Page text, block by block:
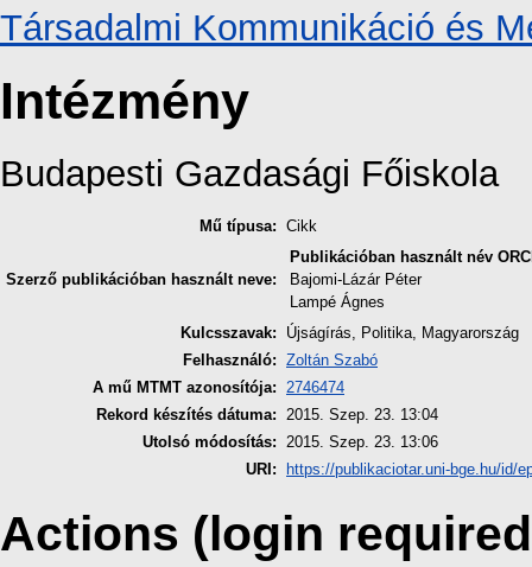
Társadalmi Kommunikáció és
Intézmény
Budapesti Gazdasági Főiskola
Mű típusa: Cikk
Szerző publikációban használt neve:
Publikációban használt név
Bajomi-Lázár Péter
Lampé Ágnes
Kulcsszavak:
Újságírás, Politika, Magyarország
Felhasználó: Zoltán Szabó
A mű MTMT azonosítója: 2746474
Rekord készítés dátuma: 2015. Szep. 23. 13:04
Utolsó módosítás: 2015. Szep. 23. 13:06
URI:
https://publikaciotar.uni-bge.hu/id/
Actions (login